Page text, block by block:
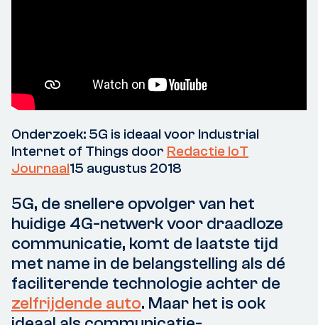
Onderzoek: 5G is ideaal voor Industrial
Internet of Things door Redactie IoT
Journaal15 augustus 2018
5G, de snellere opvolger van het
huidige 4G-netwerk voor draadloze
communicatie, komt de laatste tijd
met name in de belangstelling als dé
faciliterende technologie achter de
zelfrijdende auto. Maar het is ook